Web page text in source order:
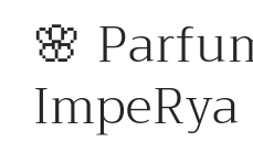
🌸
ImpeRya